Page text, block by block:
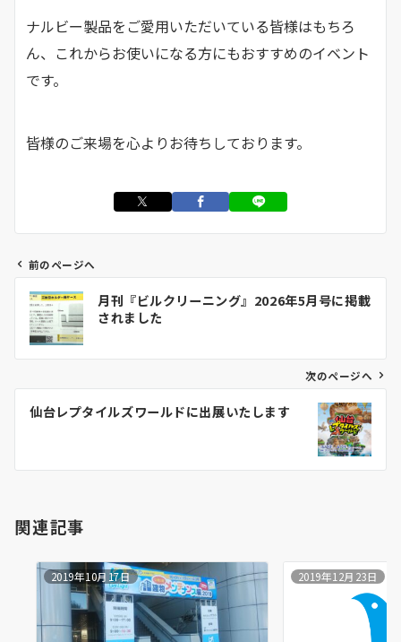
ナルビー製品をご愛用いただいている皆様はもちろ
ん、これからお使いになる方にもおすすめのイベント
です。
皆様のご来場を心よりお待ちしております。
ビ
ン
前のページへ
月刊『ビルクリーニング』2026年5月号に掲載
されました
次のページへ
仙台レプタイルズワールドに出展いたします
関連記事
2019年10月17日 2019年12月23日